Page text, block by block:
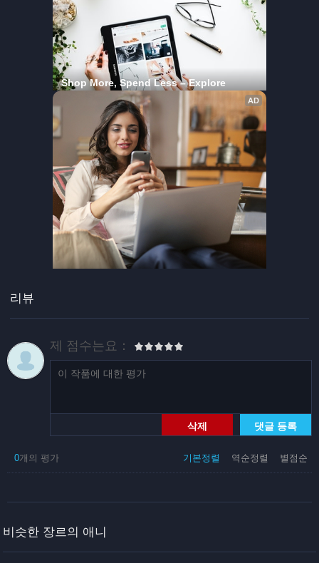
리뷰
제 점수는요：
삭제 댓글 등록
기본정렬 역순정렬 별점순
0개의 평가
비슷한 장르의 애니